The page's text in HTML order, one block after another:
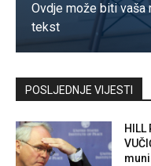
Ovdje može biti vaša
tekst
Kontaktirajte nas
POSLJEDNJE VIJESTI
HILL